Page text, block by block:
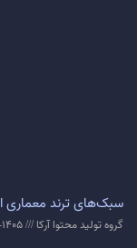
سبک‌های ترند معماری
گروه تولید محتوا آرکا